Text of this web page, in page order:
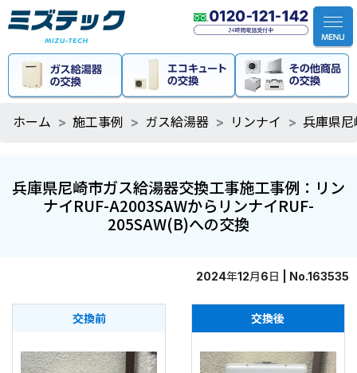
ホーム 施工事例 ガス給湯器 リンナイ 兵庫県
兵庫県尼崎市ガス給湯器交換工事施工事例：リン
ナイRUF-A2003SAWからリンナイRUF-
205SAW(B)への交換
2024年12月6日 | No.163535
交換前 交換後